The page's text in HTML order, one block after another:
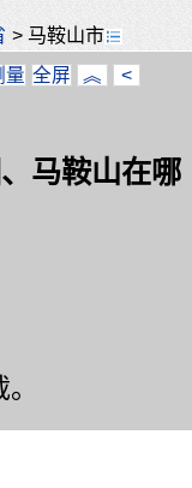
>马鞍山市
量 全屏 ︽ <
马鞍山在哪